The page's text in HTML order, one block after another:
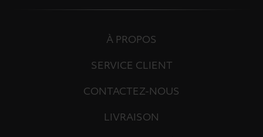
À PROPOS
SERVICE CLIENT
CONTACTEZ-NOUS
LIVRAISON